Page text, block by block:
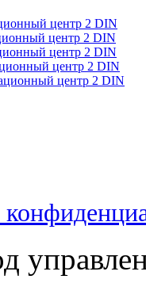
центр 2 DIN
центр 2 DIN
центр 2 DIN
центр 2 DIN
центр 2 DIN